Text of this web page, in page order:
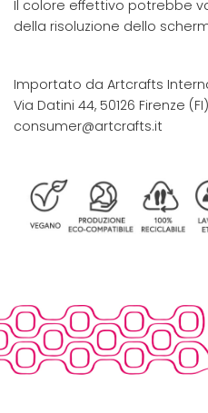
Il colore effettivo potrebbe
della risoluzione dello
Importato da Artcrafts
Via Datini 44, 50126 Firenze
consumer@artcrafts.it